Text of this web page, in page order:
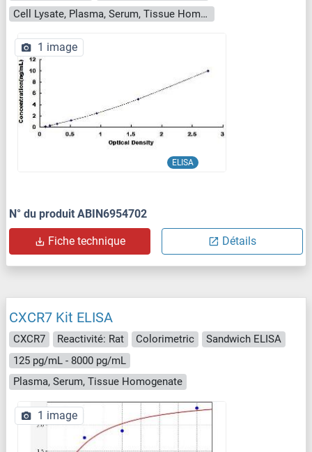
Cell Lysate, Plasma, Serum, Tissue Homogenate
ELISA
1 image
N° du produit ABIN6954702
Fiche technique Détails
CXCR7 Kit ELISA
CXCR7 Reactivité: Rat Colorimetric
Sandwich ELISA
125 pg/mL - 8000 pg/mL
Plasma, Serum, Tissue Homogenate
1 image